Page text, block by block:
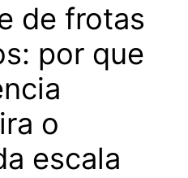
de frotas
por que
o
escala